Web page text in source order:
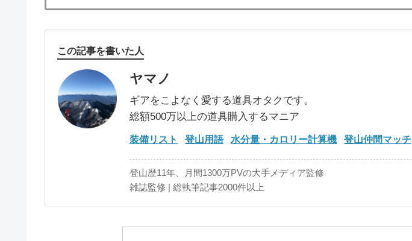
この記事を書いた人
ヤマノ
ギアをこよなく愛する道具オタクです。
総額500万以上の道具購入するマニア
装備リスト 登山用語 水分量・カロリー計算機 登山仲間マッチ
登山歴11年、月間1300万PVの大手メディア監修
雑誌監修 | 総執筆記事2000件以上